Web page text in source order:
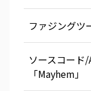
ファジングツ
ソースコード
「Mayhem」